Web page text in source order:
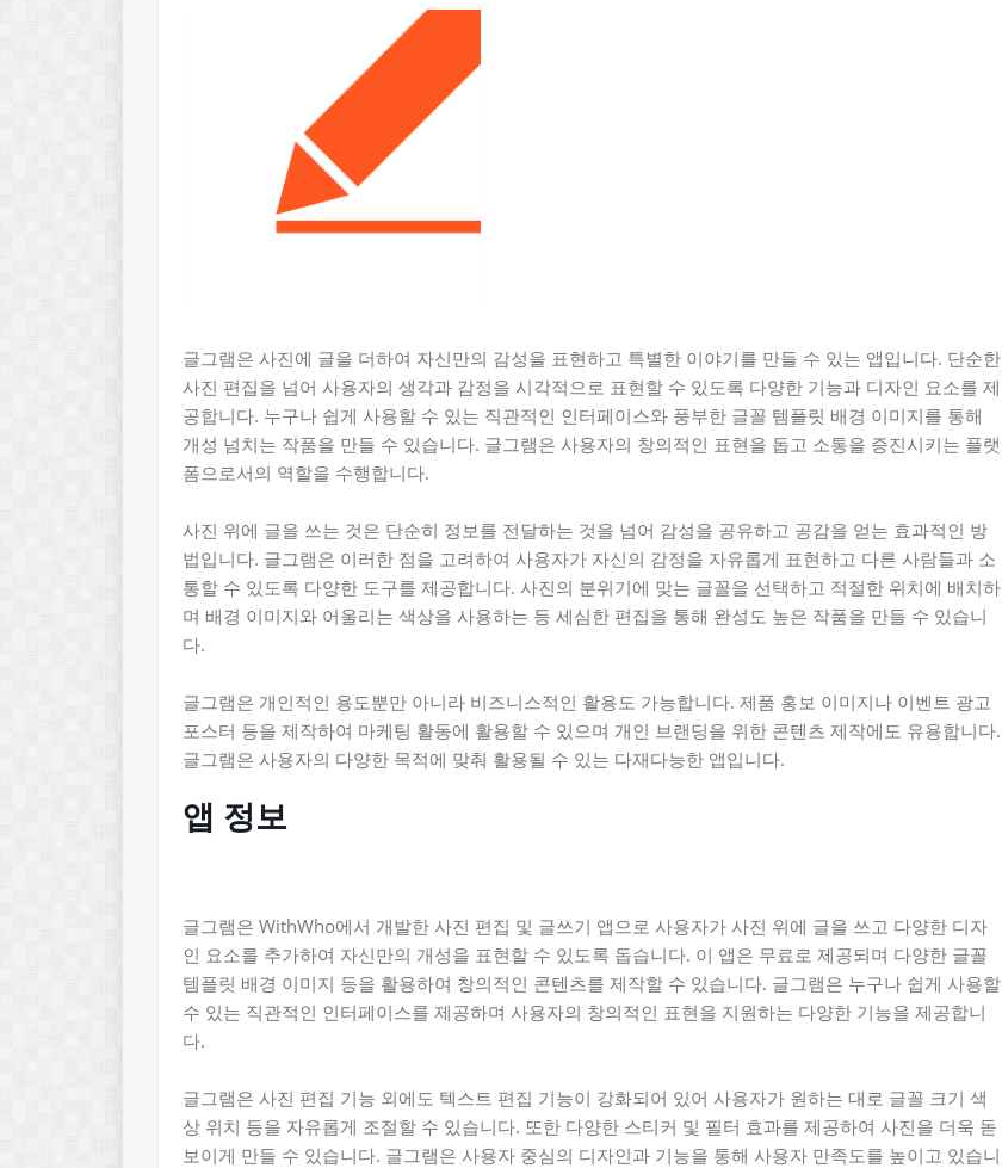
글그램은 사진에 글을 더하여 자신만의 감성을 표현하고 특별한 이야기를 만들 수 있는 앱입니다. 단순한
사진 편집을 넘어 사용자의 생각과 감정을 시각적으로 표현할 수 있도록 다양한 기능과 디자인 요소를 제
공합니다. 누구나 쉽게 사용할 수 있는 직관적인 인터페이스와 풍부한 글꼴 템플릿 배경 이미지를 통해
개성 넘치는 작품을 만들 수 있습니다. 글그램은 사용자의 창의적인 표현을 돕고 소통을 증진시키는 플랫
폼으로서의 역할을 수행합니다.
사진 위에 글을 쓰는 것은 단순히 정보를 전달하는 것을 넘어 감성을 공유하고 공감을 얻는 효과적인 방
법입니다. 글그램은 이러한 점을 고려하여 사용자가 자신의 감정을 자유롭게 표현하고 다른 사람들과 소
통할 수 있도록 다양한 도구를 제공합니다. 사진의 분위기에 맞는 글꼴을 선택하고 적절한 위치에 배치하
며 배경 이미지와 어울리는 색상을 사용하는 등 세심한 편집을 통해 완성도 높은 작품을 만들 수 있습니
다.
글그램은 개인적인 용도뿐만 아니라 비즈니스적인 활용도 가능합니다. 제품 홍보 이미지나 이벤트 광고
포스터 등을 제작하여 마케팅 활동에 활용할 수 있으며 개인 브랜딩을 위한 콘텐츠 제작에도 유용합니다.
글그램은 사용자의 다양한 목적에 맞춰 활용될 수 있는 다재다능한 앱입니다.
앱 정보
글그램은 WithWho에서 개발한 사진 편집 및 글쓰기 앱으로 사용자가 사진 위에 글을 쓰고 다양한 디자
인 요소를 추가하여 자신만의 개성을 표현할 수 있도록 돕습니다. 이 앱은 무료로 제공되며 다양한 글꼴
템플릿 배경 이미지 등을 활용하여 창의적인 콘텐츠를 제작할 수 있습니다. 글그램은 누구나 쉽게 사용할
수 있는 직관적인 인터페이스를 제공하며 사용자의 창의적인 표현을 지원하는 다양한 기능을 제공합니
다.
글그램은 사진 편집 기능 외에도 텍스트 편집 기능이 강화되어 있어 사용자가 원하는 대로 글꼴 크기 색
상 위치 등을 자유롭게 조절할 수 있습니다. 또한 다양한 스티커 및 필터 효과를 제공하여 사진을 더욱 돋
보이게 만들 수 있습니다. 글그램은 사용자 중심의 디자인과 기능을 통해 사용자 만족도를 높이고 있습니